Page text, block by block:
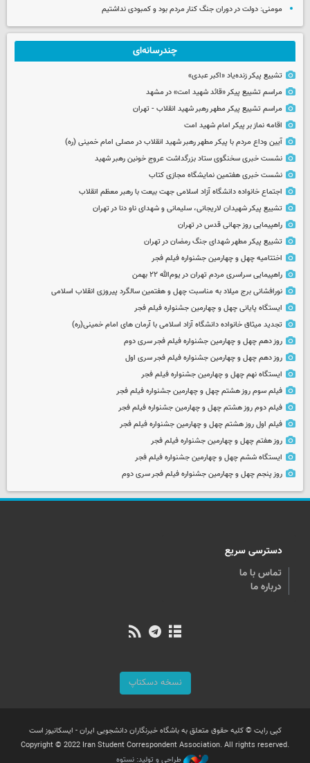
مومنی: دولت در دوران جنگ کنار مردم بود و کمبودی نداشتیم
چندرسانه‌ای
تشییع پیکر زنده‌یاد «اکبر عبدی»
مراسم تشییع پیکر «قائد شهید امت» در مشهد
مراسم تشییع پیکر مطهر رهبر شهید انقلاب - تهران
اقامه نماز بر پیکر امام شهید امت
آیین وداع مردم با پیکر مطهر رهبر شهید انقلاب در مصلی امام خمینی (ره)
نشست خبری سخنگوی ستاد بزرگداشت عروج خونین رهبر شهید
نشست خبری هفتمین نمایشگاه مجازی کتاب
اجتماع خانواده دانشگاه آزاد اسلامی جهت بیعت با رهبر معظم انقلاب
تشییع پیکر شهیدان لاریجانی، سلیمانی و شهدای ناو دنا در تهران
راهپیمایی روز جهانی قدس در تهران
تشییع پیکر مطهر شهدای جنگ رمضان در تهران
اختتامیه چهل و چهارمین جشنواره فیلم فجر
راهپیمایی سراسری مردم تهران در یوم‌الله ۲۲ بهمن
نورافشانی برج میلاد به مناسبت چهل‌ و هفتمین سالگرد پیروزی انقلاب اسلامی
ایستگاه پایانی چهل و چهارمین جشنواره فیلم فجر
تجدید میثاق خانواده دانشگاه آزاد اسلامی با آرمان های امام خمینی(ره)
روز دهم چهل و چهارمین جشنواره فیلم فجر سری دوم
روز دهم چهل و چهارمین جشنواره فیلم فجر سری اول
ایستگاه نهم چهل و چهارمین جشنواره فیلم فجر
فیلم سوم روز هشتم چهل و چهارمین جشنواره فیلم فجر
فیلم دوم روز هشتم چهل و چهارمین جشنواره فیلم فجر
فیلم اول روز هشتم چهل و چهارمین جشنواره فیلم فجر
روز هفتم چهل و چهارمین جشنواره فیلم فجر
ایستگاه ششم چهل و چهارمین جشنواره فیلم فجر
روز پنجم چهل و چهارمین جشنواره فیلم فجر سری دوم
دسترسی سریع
تماس با ما
درباره ما
نسخه دسکتاپ
کپی رایت © کلیه حقوق متعلق به باشگاه خبرنگاران دانشجویی ایران - ایسکانیوز است
Copyright © 2022 Iran Student Correspondent Association. All rights reserved.
طراحی و تولید: نستوه